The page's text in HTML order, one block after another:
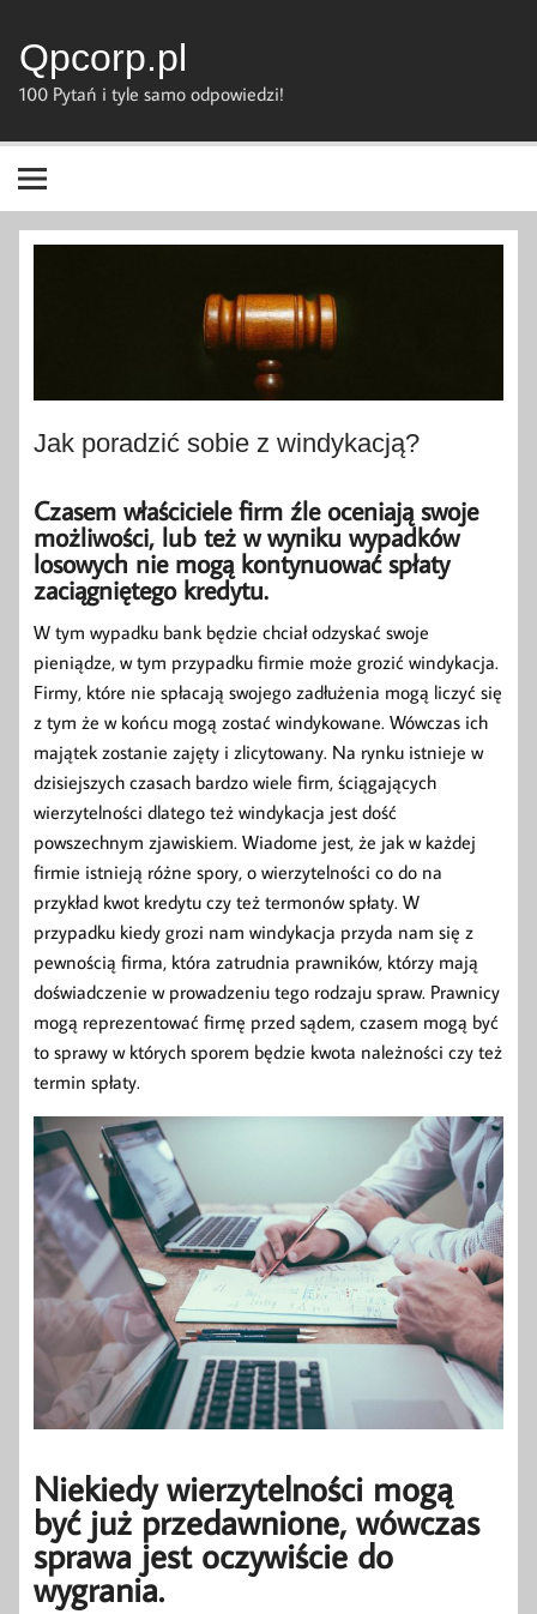
content
Qpcorp.pl
100 Pytań i tyle samo odpowiedzi!
Jak poradzić sobie z windykacją?
Czasem właściciele firm źle oceniają swoje
możliwości, lub też w wyniku wypadków
losowych nie mogą kontynuować spłaty
zaciągniętego kredytu.
W tym wypadku bank będzie chciał odzyskać swoje
pieniądze, w tym przypadku firmie może grozić windykacja.
Firmy, które nie spłacają swojego zadłużenia mogą liczyć się
z tym że w końcu mogą zostać windykowane. Wówczas ich
majątek zostanie zajęty i zlicytowany. Na rynku istnieje w
dzisiejszych czasach bardzo wiele firm, ściągających
wierzytelności dlatego też windykacja jest dość
powszechnym zjawiskiem. Wiadome jest, że jak w każdej
firmie istnieją różne spory, o wierzytelności co do na
przykład kwot kredytu czy też termonów spłaty. W
przypadku kiedy grozi nam windykacja przyda nam się z
pewnością firma, która zatrudnia prawników, którzy mają
doświadczenie w prowadzeniu tego rodzaju spraw. Prawnicy
mogą reprezentować firmę przed sądem, czasem mogą być
to sprawy w których sporem będzie kwota należności czy też
termin spłaty.
Niekiedy wierzytelności mogą
być już przedawnione, wówczas
sprawa jest oczywiście do
wygrania.